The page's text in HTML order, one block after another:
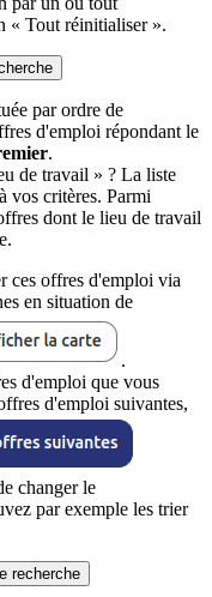
« Tout réinitialiser ».
par ordre de
d'emploi répondant le
.
de travail » ? La liste
vos critères. Parmi
dont le lieu de travail
ces offres d'emploi via
en situation de
.
d'emploi que vous
d'emploi suivantes,
changer le
par exemple les trier
recherche